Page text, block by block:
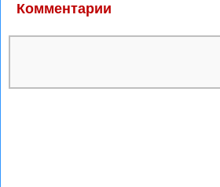
Комментарии